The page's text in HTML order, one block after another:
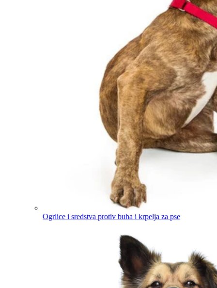
Ogrlice i sredstva protiv buha i krpelja za pse